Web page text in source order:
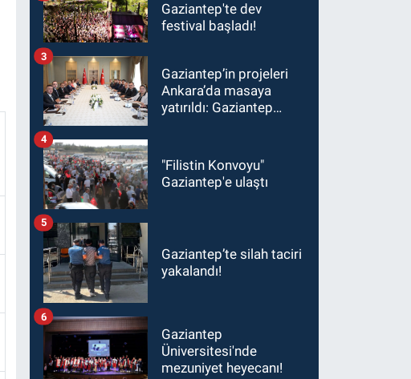
Gaziantep'te dev
festival başladı!
Gaziantep’in projeleri
Ankara’da masaya
yatırıldı: Gaziantep
3
"Filistin Konvoyu"
Gaziantep'e ulaştı
4
Gaziantep’te silah taciri
yakalandı!
5
Gaziantep
Üniversitesi'nde
mezuniyet heyecanı!
6